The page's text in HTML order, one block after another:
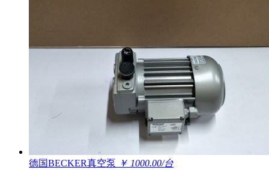
德国BECKER真空泵 ￥ 1000.00/台